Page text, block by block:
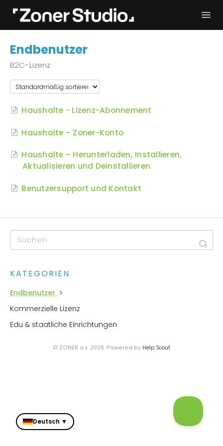
Deutsch ▼
Bedienungsanleitung
Endbenutzer
B2C-Lizenz
Haushalte - Lizenz-Abonnement
Haushalte – Zoner-Konto
Haushalte – Herunterladen, Installieren,
Aktualisieren und Deinstallieren
Benutzersupport und Kontakt
KATEGORIEN
Endbenutzer
Kommerzielle Lizenz
Edu & staatliche Einrichtungen
© ZONER a.s. 2026. Powered by Help Scout